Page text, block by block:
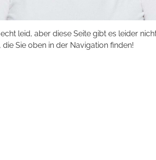
leid, aber diese Seite gibt es leider
Sie oben in der Navigation finden!